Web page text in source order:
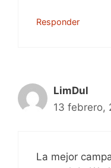
Responder
LimDul
13 febrero,
La mejor